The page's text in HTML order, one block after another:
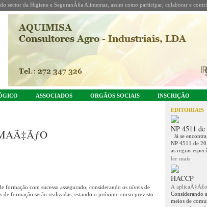
sector da Higiene e SeguranÃ§a Alimentar, assim como participar, colaborar e
ASSOCIADOS ORGÃOS SOCIAIS INSCRIÇÃO
formação com sucesso assegurado, considerando os níveis de
de formação serão realizadas, estando o próximo curso previsto
EDITORIAIS
NP 4511 de
Já se
NP 4511 de
as regras
ler mais
HACCP
A
Considerando
meios de